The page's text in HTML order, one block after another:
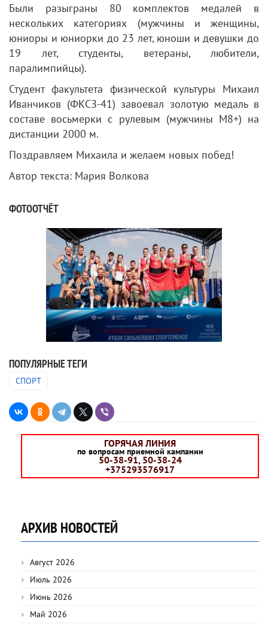
Были разыграны 80 комплектов медалей в
нескольких категориях (мужчины и женщины,
юниоры и юниорки до 23 лет, юноши и девушки до
19 лет, студенты, ветераны, любители,
паралимпийцы).
Студент факультета физической культуры Михаил
Иванчиков (ФКСЗ-41) завоевал золотую медаль в
составе восьмерки с рулевым (мужчины М8+) на
дистанции 2000 м.
Поздравляем Михаила и желаем новых побед!
Автор текста: Мария Волкова
ФОТООТЧЁТ
ПОПУЛЯРНЫЕ ТЕГИ
СПОРТ
ГОРЯЧАЯ ЛИНИЯ
по вопросам приемной кампании
50-38-91, 50-38-24
+375293576917
АРХИВ НОВОСТЕЙ
Август 2026
Июль 2026
Июнь 2026
Май 2026